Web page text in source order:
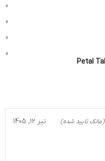
0
0
0
0
(مالک تایید شده)
تیر 12, 1405